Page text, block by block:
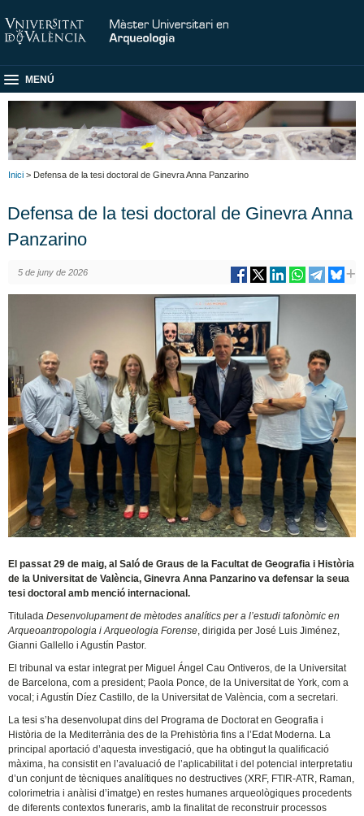
MENÚ
Inici > Defensa de la tesi doctoral de Ginevra Anna Panzarino
Defensa de la tesi doctoral de Ginevra Anna
Panzarino
5 de juny de 2026
El passat 29 de maig, al Saló de Graus de la Facultat de Geografia i Història
de la Universitat de València, Ginevra Anna Panzarino va defensar la seua
tesi doctoral amb menció internacional.
TituladaDesenvolupament de mètodes analítics per a l’estudi tafonòmic en
Arqueoantropologia i Arqueologia Forense, dirigida per José Luis Jiménez,
Gianni Gallello i Agustín Pastor.
El tribunal va estar integrat per Miguel Ángel Cau Ontiveros, de la Universitat
de Barcelona, com a president; Paola Ponce, de la Universitat de York, com a
vocal; i Agustín Díez Castillo, de la Universitat de València, com a secretari.
La tesi s’ha desenvolupat dins del Programa de Doctorat en Geografia i
Història de la Mediterrània des de la Prehistòria fins a l’Edat Moderna. La
principal aportació d’aquesta investigació, que ha obtingut la qualificació
màxima, ha consistit en l’avaluació de l’aplicabilitat i del potencial interpretatiu
d’un conjunt de tècniques analítiques no destructives (XRF, FTIR-ATR, Raman,
colorimetria i anàlisi d’imatge) en restes humanes arqueològiques procedents
de diferents contextos funeraris, amb la finalitat de reconstruir processos